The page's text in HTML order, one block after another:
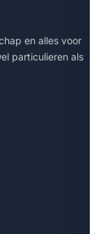
en alles voor
particulieren als